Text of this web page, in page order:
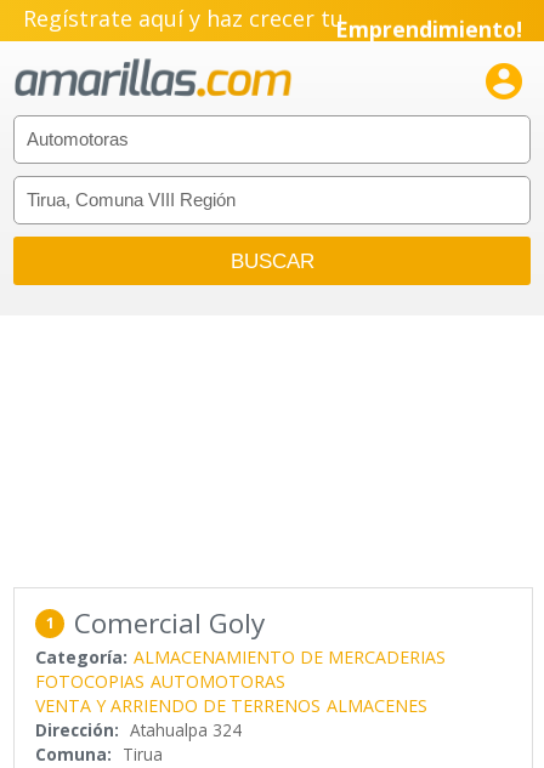
Regístrate aquí y haz crecer tuEmprendimiento!

1 Comercial Goly
Categoría: ALMACENAMIENTO DE MERCADERIAS
FOTOCOPIAS AUTOMOTORAS
VENTA Y ARRIENDO DE TERRENOS ALMACENES
Dirección: Atahualpa 324
Comuna: Tirua